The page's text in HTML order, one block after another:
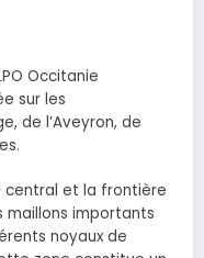
Occitanie
sur les
de l’Aveyron, de
central et la frontière
maillons importants
noyaux de